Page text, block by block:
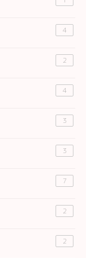
4
2
4
3
3
7
2
2